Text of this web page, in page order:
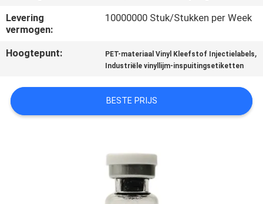
PRIVACY
POLICY
Levering
vermogen:
10000000 Stuk/Stukken per Week
Hoogtepunt: PET-materiaal Vinyl Kleefstof Injectielabels,
Industriële vinyllijm-inspuitingsetiketten
BESTE PRIJS